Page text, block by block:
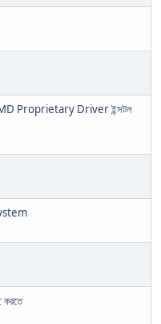
Proprietary Driver ইন্সটল
করতে